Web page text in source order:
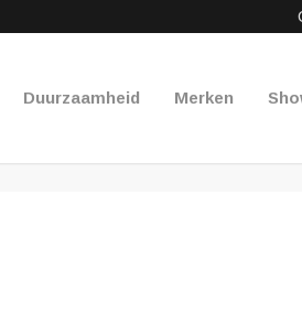
Duurzaamheid Merken